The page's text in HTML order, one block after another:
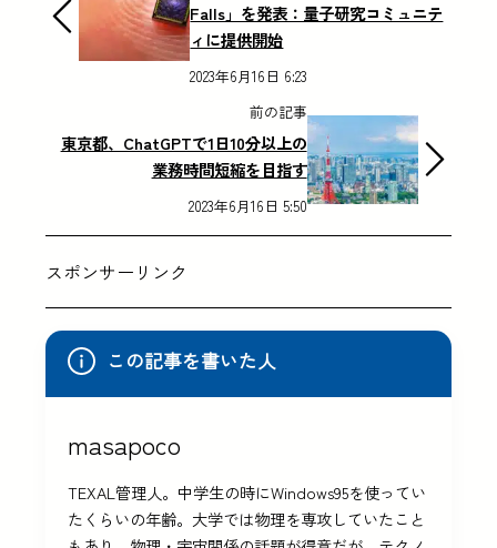
Falls」を発表：量子研究コミュニテ
ィに提供開始
2023年6月16日 6:23
前の記事
東京都、ChatGPTで1日10分以上の
業務時間短縮を目指す
2023年6月16日 5:50
スポンサーリンク
この記事を書いた人
masapoco
TEXAL管理人。中学生の時にWindows95を使ってい
たくらいの年齢。大学では物理を専攻していたこと